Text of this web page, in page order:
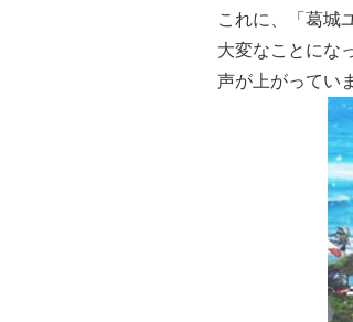
これに、「葛城
大変なことにな
声が上がってい